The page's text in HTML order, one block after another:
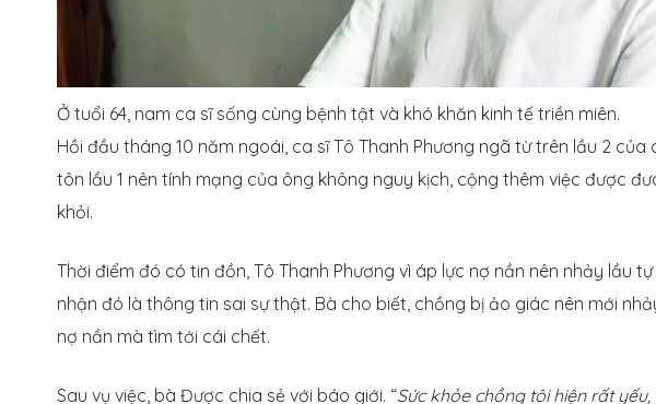
Ở tuổi 64, nam ca sĩ sống cùng bệnh tật và khó khăn kinh tế triền miên.
Hồi đầu tháng 10 năm ngoái, ca sĩ Tô Thanh Phương ngã từ trên lầu 2
tôn lầu 1 nên tính mạng của ông không nguy kịch, cộng thêm việc được
khỏi.
Thời điểm đó có tin đồn, Tô Thanh Phương vì áp lực nợ nần nên nhảy lầu
nhận đó là thông tin sai sự thật. Bà cho biết, chồng bị ảo giác nên mới
nợ nần mà tìm tới cái chết.
Sau vụ việc, bà Được chia sẻ với báo giới. “Sức khỏe chồng tôi hiện rất